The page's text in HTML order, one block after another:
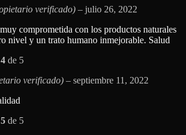
verificado) – julio 26, 2022
comprometida con los productos naturales
nivel y un trato humano inmejorable. Salud
4 de 5
verificado) – septiembre 11, 2022
5 de 5